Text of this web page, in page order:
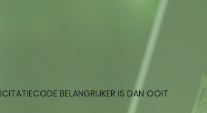
BELANGRIJKER IS DAN OOIT